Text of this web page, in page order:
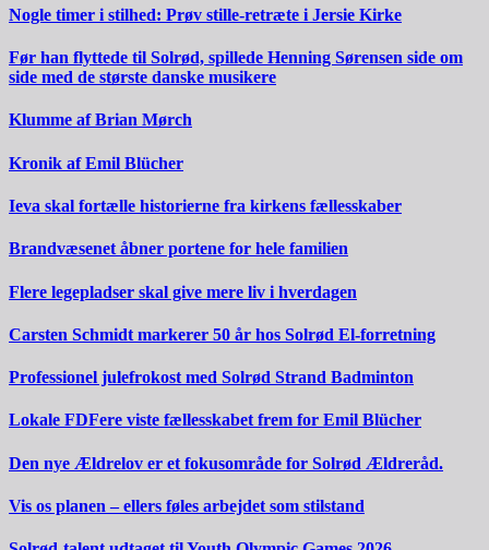
Nogle timer i stilhed: Prøv stille-retræte i Jersie Kirke
Før han flyttede til Solrød, spillede Henning Sørensen side om
side med de største danske musikere
Klumme af Brian Mørch
Kronik af Emil Blücher
Ieva skal fortælle historierne fra kirkens fællesskaber
Brandvæsenet åbner portene for hele familien
Flere legepladser skal give mere liv i hverdagen
Carsten Schmidt markerer 50 år hos Solrød El-forretning
Professionel julefrokost med Solrød Strand Badminton
Lokale FDFere viste fællesskabet frem for Emil Blücher
Den nye Ældrelov er et fokusområde for Solrød Ældreråd.
Vis os planen – ellers føles arbejdet som stilstand